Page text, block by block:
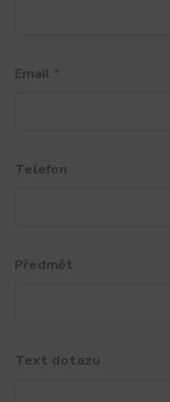
Email *
Telefon
Předmět
Text dotazu